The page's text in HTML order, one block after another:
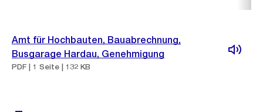
Amt für Hochbauten, Bauabrechnung,
Busgarage Hardau, Genehmigung
PDF | 1 Seite | 132 KB